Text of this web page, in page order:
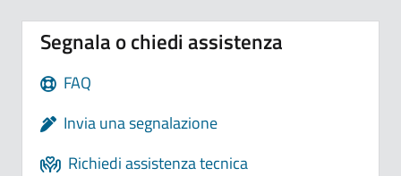
Segnala o chiedi assistenza
FAQ
Invia una segnalazione
Richiedi assistenza tecnica